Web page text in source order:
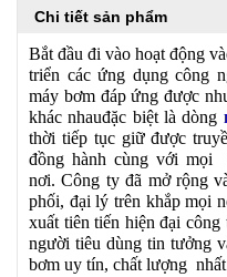
Chi tiết sản phẩm
Bắt đầu đi vào hoạt động
triển các ứng dụng công
máy bơm đáp ứng được
khác nhauđặc biệt là dòng
thời tiếp tục giữ được
đồng hành cùng với mọi
nơi. Công ty đã mở rộng
phối, đại lý trên khắp mọi
xuất tiên tiến hiện đại
người tiêu dùng tin tưởng
bơm uy tín, chất lượng